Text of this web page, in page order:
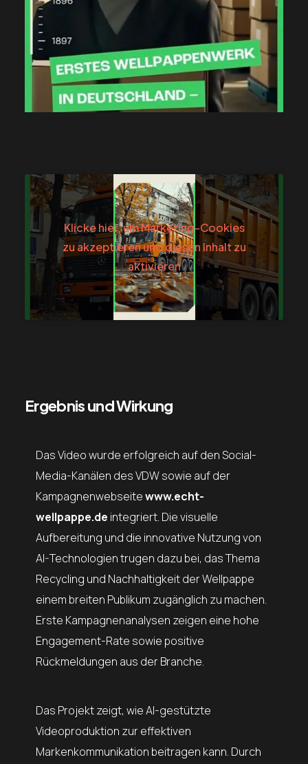
Klicke hier, um Marketing-Cookies
zu akzeptieren und diesen Inhalt zu
aktivieren
Ergebnis und Wirkung
Das Video wurde erfolgreich auf den Social-
Media-Kanälen des VDW sowie auf der
Kampagnenwebseitewww.echt-
wellpappe.de integriert. Die visuelle
Aufbereitung und die innovative Nutzung von
AI-Technologien trugen dazu bei, das Thema
Recycling und Nachhaltigkeit der Wellpappe
einem breiten Publikum zugänglich zu machen.
Erste Kampagnenanalysen zeigen eine hohe
Engagement-Rate sowie positive
Rückmeldungen aus der Branche.
Das Projekt zeigt, wie AI-gestützte
Videoproduktion zur effektiven
Markenkommunikation beitragen kann. Durch